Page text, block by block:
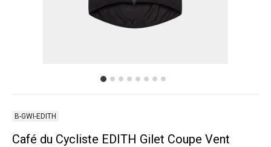
B-GWI-EDITH
Café du Cycliste EDITH Gilet Coupe Vent